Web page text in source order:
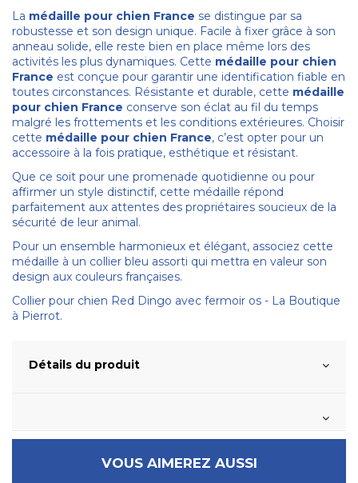
La médaille pour chien France se distingue par sa
robustesse et son design unique. Facile à fixer grâce à son
anneau solide, elle reste bien en place même lors des
activités les plus dynamiques. Cette médaille pour chien
France est conçue pour garantir une identification fiable en
toutes circonstances. Résistante et durable, cette médaille
pour chien France conserve son éclat au fil du temps
malgré les frottements et les conditions extérieures. Choisir
cette médaille pour chien France, c’est opter pour un
accessoire à la fois pratique, esthétique et résistant.
Que ce soit pour une promenade quotidienne ou pour
affirmer un style distinctif, cette médaille répond
parfaitement aux attentes des propriétaires soucieux de la
sécurité de leur animal.
Pour un ensemble harmonieux et élégant, associez cette
médaille à un collier bleu assorti qui mettra en valeur son
design aux couleurs françaises.
Collier pour chien Red Dingo avec fermoir os - La Boutique
à Pierrot.
Détails du produit
VOUS AIMEREZ AUSSI